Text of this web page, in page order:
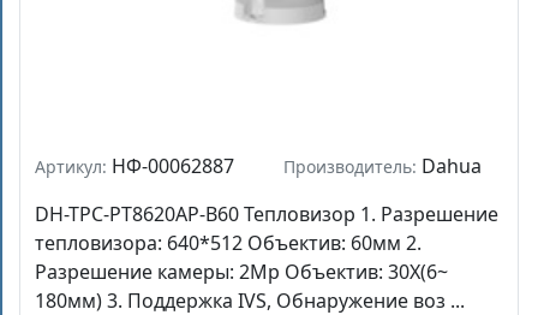
Артикул: НФ-00062887 Производитель: Dahua
DH-TPC-PT8620AP-B60 Тепловизор 1. Разрешение
тепловизора: 640*512 Объектив: 60мм 2.
Разрешение камеры: 2Mp Объектив: 30X(6~
180мм) 3. Поддержка IVS, Обнаружение воз ...